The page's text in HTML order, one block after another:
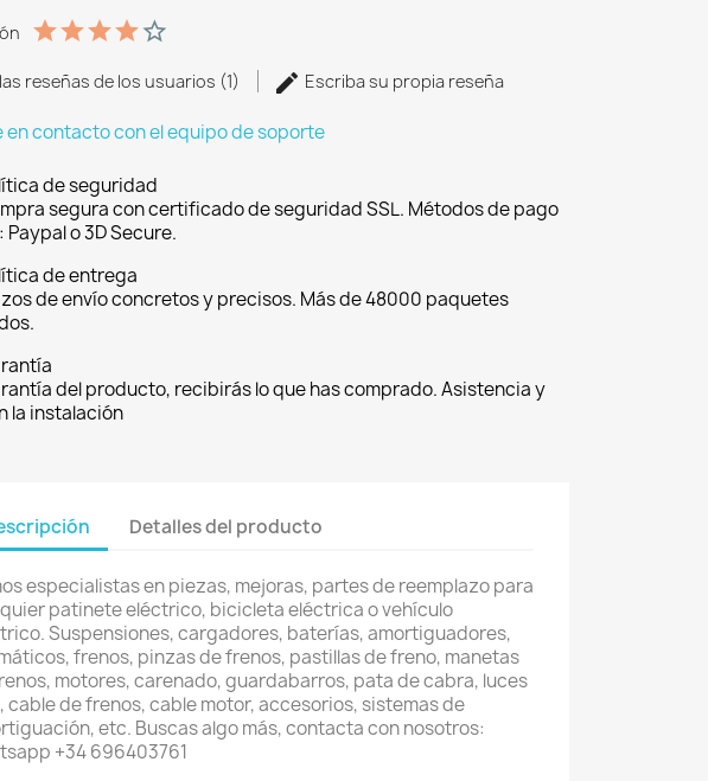
reseñas de los usuarios (1) Escriba su propia reseña
en contacto con el equipo de soporte
de seguridad
segura con certificado de seguridad SSL. Métodos de pago
o 3D Secure.
de entrega
de envío concretos y precisos. Más de 48000 paquetes
del producto, recibirás lo que has comprado. Asistencia y
la instalación
Detalles del producto
especialistas en piezas, mejoras, partes de reemplazo para
patinete eléctrico, bicicleta eléctrica o vehículo
Suspensiones, cargadores, baterías, amortiguadores,
frenos, pinzas de frenos, pastillas de freno, manetas
motores, carenado, guardabarros, pata de cabra, luces
cable de frenos, cable motor, accesorios, sistemas de
etc. Buscas algo más, contacta con nosotros:
+34 696403761